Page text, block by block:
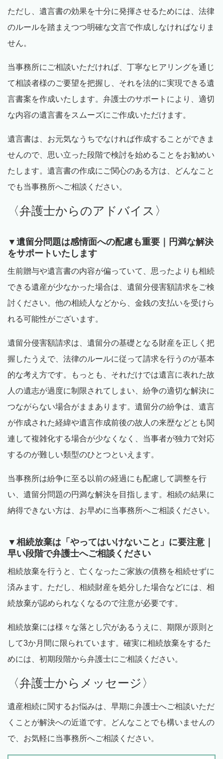
ただし、遺言書の効果を十分に発揮させるためには、法律
のルールを踏まえつつ明確な文言で作成しなければなりま
せん。
当事務所にご相談いただければ、丁寧なヒアリングを通じ
て相談者様のご要望を把握し、それを法的に実現できる遺
言書案を作成いたします。弁護士のサポートにより、適切
な内容の遺言書をスムーズにご作成いただけます。
遺言書は、お元気なうちでなければ作成することができま
せんので、思い立った段階で検討を始めることをお勧めい
たします。遺言書の作成にご関心のある方は、どんなこと
でも当事務所へご相談ください。
〈弁護士からのアドバイス〉
▼遺留分問題は感情面への配慮も重要｜円満な解決
をサポートいたします
生前贈与や遺言書の内容が偏っていて、思ったよりも相続
できる遺産が少なかった場合は、遺留分侵害額請求をご検
討ください。他の相続人などから、金銭の支払いを受けら
れる可能性がございます。
遺留分侵害額請求は、遺留分の基礎となる財産を正しく把
握したうえで、法律のルールに従って請求を行うのが基本
的な考え方です。もっとも、それだけでは遺言に表れた故
人の遺志が過度に制限されてしまい、紛争の適切な解決に
つながらない場合がままあります。遺留分の紛争は、遺言
が作成された経緯や遺言作成前後の故人の来歴などとも関
連して複雑化する場合が少なくなく、当事者が独力で対応
するのが難しい類型のひとつといえます。
当事務所は紛争に至る以前の経過にも配慮して調整を行
い、遺留分問題の円満な解決を目指します。相続の結果に
納得できない方は、お早めに当事務所へご相談ください。
▼相続放棄は「やってはいけないこと」に要注意｜
早い段階で弁護士へご相談ください
相続放棄を行うと、亡くなったご家族の債務を相続せずに
済みます。ただし、相続財産を処分した場合などには、相
続放棄が認められなくなるので注意が必要です。
相続放棄には様々な落とし穴があるうえに、期限が原則と
して3か月間に限られています。確実に相続放棄をするた
めには、初期段階から弁護士にご相談ください。
〈弁護士からメッセージ〉
遺産相続に関するお悩みは、早期に弁護士へご相談いただ
くことが解決への近道です。どんなことでも構いませんの
で、お気軽に当事務所へご相談ください。